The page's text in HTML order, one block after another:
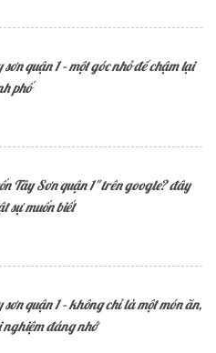
quận 1 – một góc nhỏ để chậm lại
phố
Tây Sơn quận 1" trên google? đây
sự muốn biết
quận 1 – không chỉ là một món ăn,
đáng nhớ